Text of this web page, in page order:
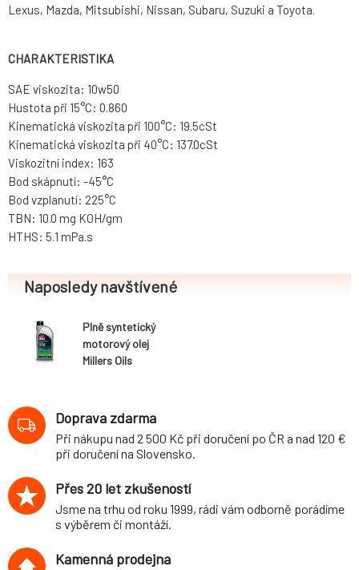
Lexus, Mazda, Mitsubishi, Nissan, Subaru, Suzuki a Toyota.
CHARAKTERISTIKA
SAE viskozita: 10w50
Hustota při 15°C: 0.860
Kinematická viskozita při 100°C: 19.5cSt
Kinematická viskozita při 40°C: 137.0cSt
Viskozitní index: 163
Bod skápnutí: -45°C
Bod vzplanutí: 225°C
TBN: 10.0 mg KOH/gm
HTHS: 5.1 mPa.s
Naposledy navštívené
Plně syntetický
motorový olej
Millers Oils
10w50, 1L
Doprava zdarma
Při nákupu nad 2 500 Kč při doručení po ČR a nad 120 €
při doručení na Slovensko.
Přes 20 let zkušeností
Jsme na trhu od roku 1999, rádi vám odborně porádíme
s výběrem či montáží.
Kamenná prodejna